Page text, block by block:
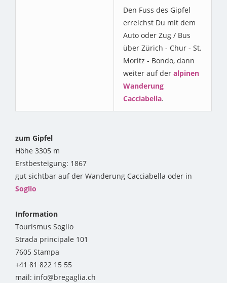
Den Fuss des Gipfel
erreichst Du mit dem
Auto oder Zug / Bus
über Zürich - Chur - St.
Moritz - Bondo, dann
weiter auf der alpinen
Wanderung
Cacciabella.
zum Gipfel
Höhe 3305 m
Erstbesteigung: 1867
gut sichtbar auf der Wanderung Cacciabella oder in
Soglio
Information
Tourismus Soglio
Strada principale 101
7605 Stampa
+41 81 822 15 55
mail: info@bregaglia.ch